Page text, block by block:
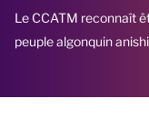
Le CCATM reconnaît
peuple algonquin